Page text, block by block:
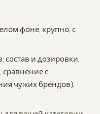
фоне, крупно, с
и дозировки,
с
чужих брендов),